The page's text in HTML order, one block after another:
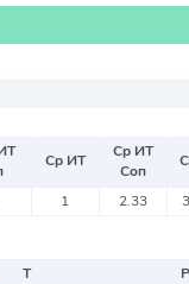
Ср ИТ
Ср ИТ
Соп
1 2.33
Т